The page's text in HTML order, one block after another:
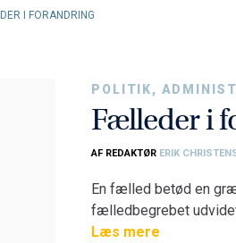
I FORANDRING
POLITIK,
Fælleder i
AF REDAKTØR ERIK
En fælled betød en
fælledbegrebet
vores vand og fisk, og
Læs mere